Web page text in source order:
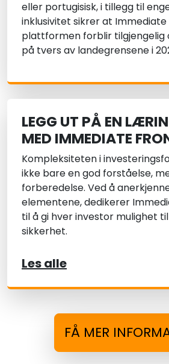
eller portugisisk, i tillegg til
inklusivitet sikrer at
plattformen forblir tilgjengelig
på tvers av landegrensene i
LEGG UT PÅ EN
MED IMMEDIATE
Kompleksiteten i
ikke bare en god forståelse,
forberedelse. Ved å
elementene, dedikerer
til å gi hver investor mulighet
sikkerhet.
Les alle
FÅ MER